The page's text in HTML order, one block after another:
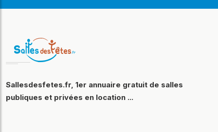
Sallesdesfetes.fr, 1er annuaire gratuit de salles
publiques et privées en location ...